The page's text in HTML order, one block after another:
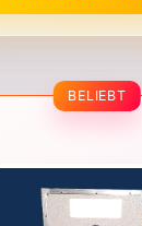
BELIEBT